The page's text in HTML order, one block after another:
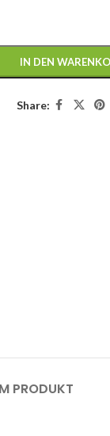
IN DEN
Share:
PRODUKT